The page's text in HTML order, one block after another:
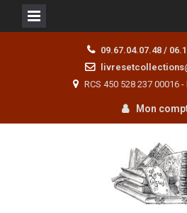
09.67.04.07.48 /
RCS 450 528 237 00016
Mon